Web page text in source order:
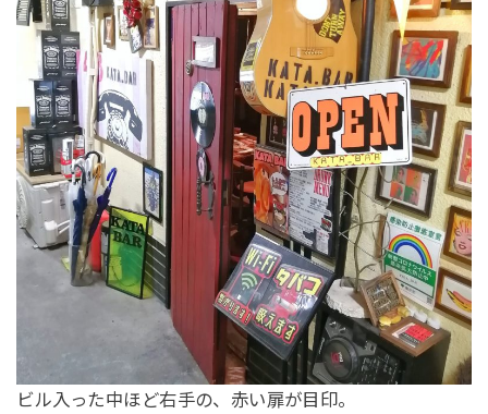
ビル入った中ほど右手の、赤い扉が目印。